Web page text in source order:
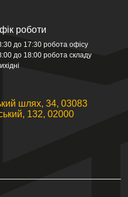
роботи
до 17:30 робота офісу
до 18:00 робота складу
шлях, 34, 03083
132, 02000